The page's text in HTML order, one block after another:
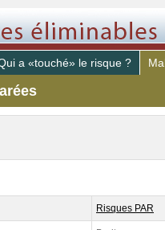
a «touché» le risque ?
Risques PAR